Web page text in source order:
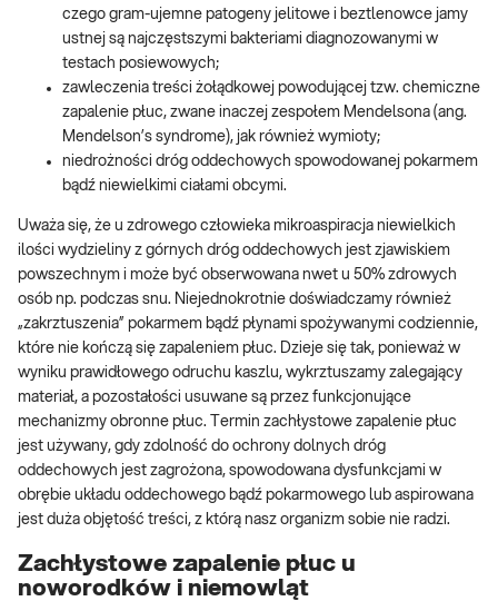
czego gram-ujemne patogeny jelitowe i beztlenowce jamy
ustnej są najczęstszymi bakteriami diagnozowanymi w
testach posiewowych;
zawleczenia treści żołądkowej powodującej tzw. chemiczne
zapalenie płuc, zwane inaczej zespołem Mendelsona (ang.
Mendelson’s syndrome), jak również wymioty;
niedrożności dróg oddechowych spowodowanej pokarmem
bądź niewielkimi ciałami obcymi.
Uważa się, że u zdrowego człowieka mikroaspiracja niewielkich
ilości wydzieliny z górnych dróg oddechowych jest zjawiskiem
powszechnym i może być obserwowana nwet u 50% zdrowych
osób np. podczas snu. Niejednokrotnie doświadczamy również
„zakrztuszenia” pokarmem bądź płynami spożywanymi codziennie,
które nie kończą się zapaleniem płuc. Dzieje się tak, ponieważ w
wyniku prawidłowego odruchu kaszlu, wykrztuszamy zalegający
materiał, a pozostałości usuwane są przez funkcjonujące
mechanizmy obronne płuc. Termin zachłystowe zapalenie płuc
jest używany, gdy zdolność do ochrony dolnych dróg
oddechowych jest zagrożona, spowodowana dysfunkcjami w
obrębie układu oddechowego bądź pokarmowego lub aspirowana
jest duża objętość treści, z którą nasz organizm sobie nie radzi.
Zachłystowe zapalenie płuc u
noworodków i niemowląt